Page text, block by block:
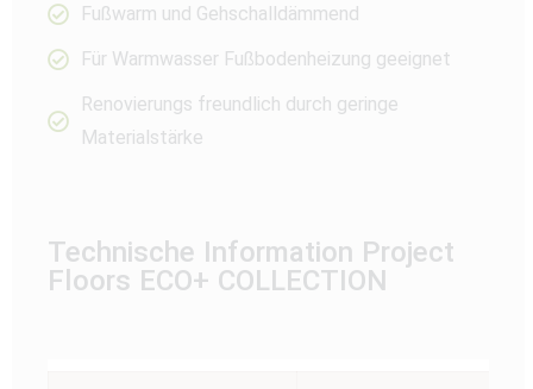
Fußwarm und Gehschalldämmend
Für Warmwasser Fußbodenheizung geeignet
Renovierungs freundlich durch geringe
Materialstärke
Technische Information Project
Floors ECO+ COLLECTION